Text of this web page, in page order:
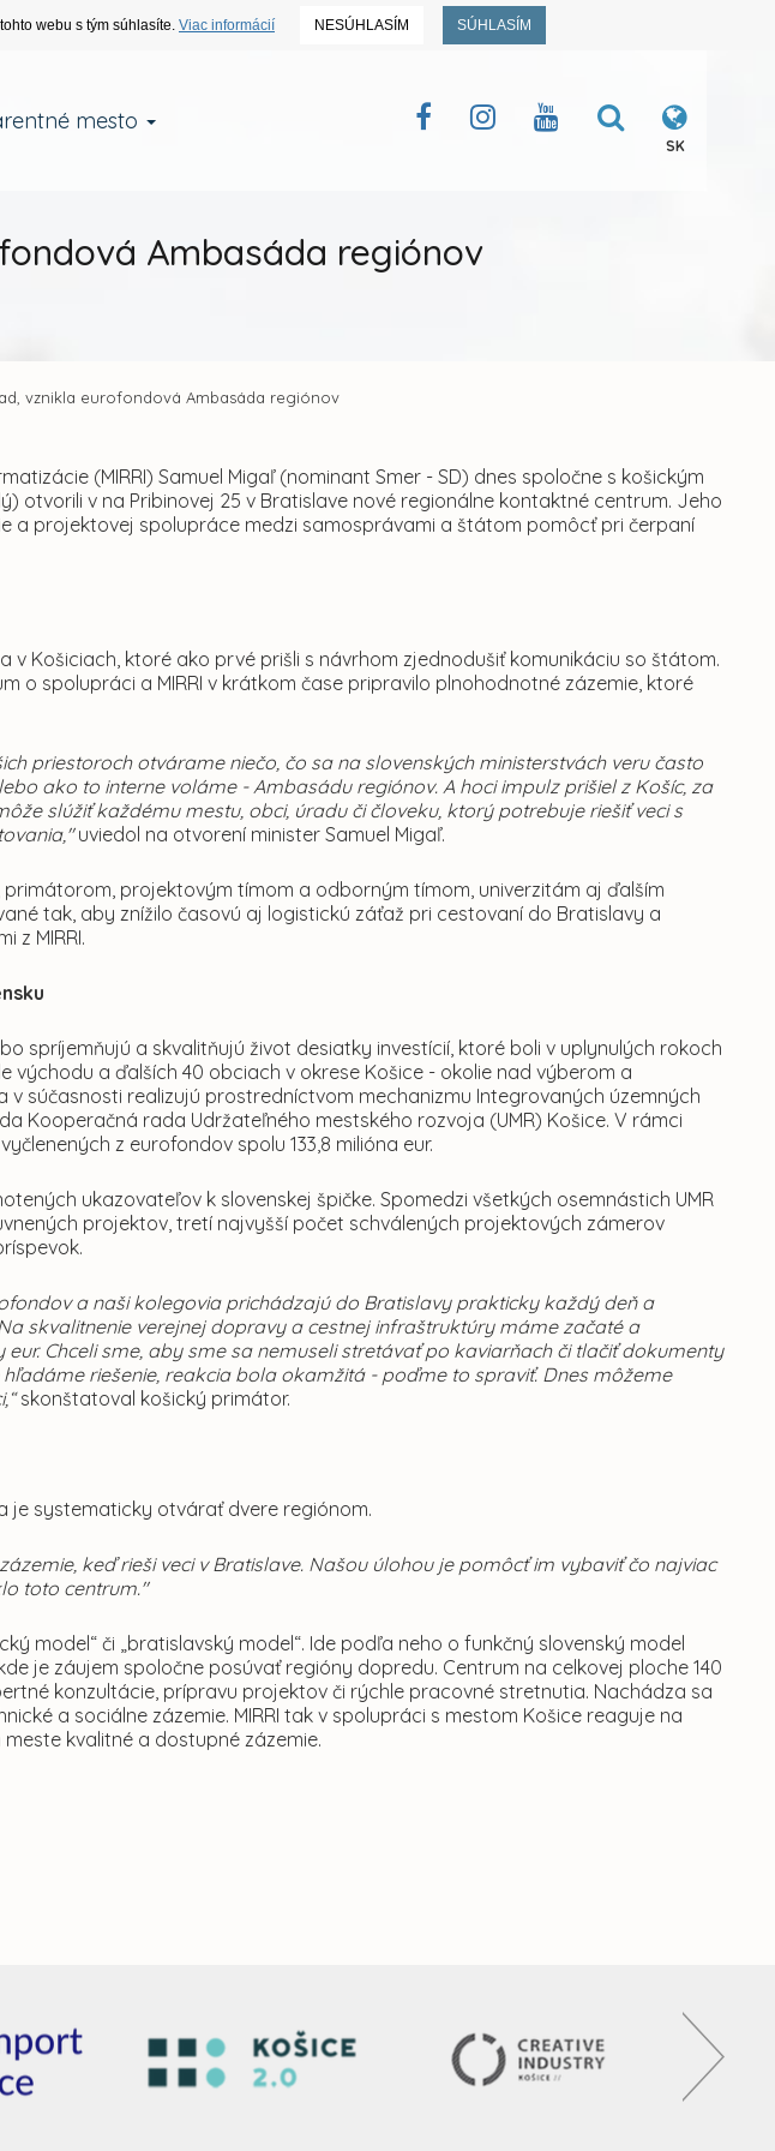
webu s tým súhlasíte. Viac informácií NESÚHLASÍM SÚHLASÍM
mesto
SK
Ambasáda regiónov
vznikla eurofondová Ambasáda regiónov
(MIRRI) Samuel Migaľ (nominant Smer - SD) dnes spoločne s košickým
otvorili v na Pribinovej 25 v Bratislave nové regionálne kontaktné centrum. Jeho
a projektovej spolupráce medzi samosprávami a štátom pomôcť pri čerpaní
v Košiciach, ktoré ako prvé prišli s návrhom zjednodušiť komunikáciu so štátom.
o spolupráci a MIRRI v krátkom čase pripravilo plnohodnotné zázemie, ktoré
priestoroch otvárame niečo, čo sa na slovenských ministerstvách veru často
ako to interne voláme - Ambasádu regiónov. A hoci impulz prišiel z Košíc, za
slúžiť každému mestu, obci, úradu či človeku, ktorý potrebuje riešiť veci s
uviedol na otvorení minister Samuel Migaľ.
projektovým tímom a odborným tímom, univerzitám aj ďalším
tak, aby znížilo časovú aj logistickú záťaž pri cestovaní do Bratislavy a
z MIRRI.
spríjemňujú a skvalitňujú život desiatky investícií, ktoré boli v uplynulých rokoch
východu a ďalších 40 obciach v okrese Košice - okolie nad výberom a
súčasnosti realizujú prostredníctvom mechanizmu Integrovaných územných
Kooperačná rada Udržateľného mestského rozvoja (UMR) Košice. V rámci
z eurofondov spolu 133,8 milióna eur.
ukazovateľov k slovenskej špičke. Spomedzi všetkých osemnástich UMR
projektov, tretí najvyšší počet schválených projektových zámerov
a naši kolegovia prichádzajú do Bratislavy prakticky každý deň a
skvalitnenie verejnej dopravy a cestnej infraštruktúry máme začaté a
Chceli sme, aby sme sa nemuseli stretávať po kaviarňach či tlačiť dokumenty
riešenie, reakcia bola okamžitá - poďme to spraviť. Dnes môžeme
skonštatoval košický primátor.
je systematicky otvárať dvere regiónom.
keď rieši veci v Bratislave. Našou úlohou je pomôcť im vybaviť čo najviac
toto centrum."
model“ či „bratislavský model“. Ide podľa neho o funkčný slovenský model
je záujem spoločne posúvať regióny dopredu. Centrum na celkovej ploche 140
konzultácie, prípravu projektov či rýchle pracovné stretnutia. Nachádza sa
a sociálne zázemie. MIRRI tak v spolupráci s mestom Košice reaguje na
kvalitné a dostupné zázemie.